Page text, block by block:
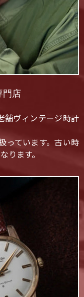
門店
舗ヴィンテージ時計
っています。古い時
ります。